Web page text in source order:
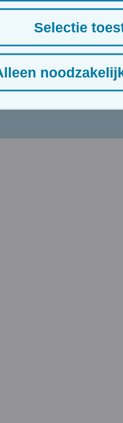
Selectie
rechten
- BTW nr.: BE